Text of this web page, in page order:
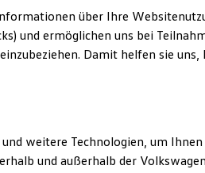
über Ihre
und ermöglichen uns bei
Damit helfen sie
weitere Technologien, um
und außerhalb der